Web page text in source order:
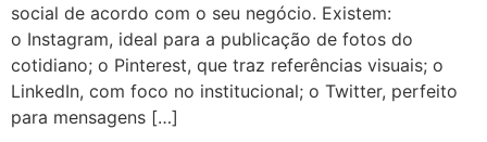
social de acordo com o seu negócio. Existem:
o Instagram, ideal para a publicação de fotos do
cotidiano; o Pinterest, que traz referências visuais; o
LinkedIn, com foco no institucional; o Twitter, perfeito
para mensagens […]